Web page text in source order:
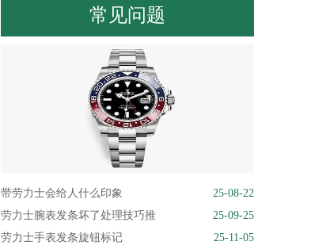
常见问题
带劳力士会给人什么印象
25-08-22
劳力士腕表发条坏了处理技巧推
25-09-25
劳力士手表发条旋钮标记
25-11-05